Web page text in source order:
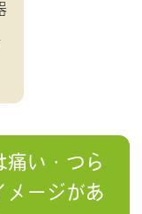
痛い・つら
メージがあ